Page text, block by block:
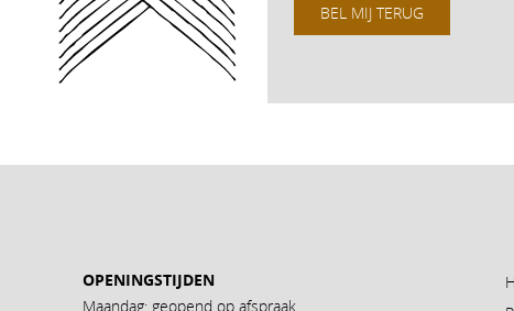
BEL MIJ TERUG
OPENINGSTIJDEN
Maandag: geopend op afspraak